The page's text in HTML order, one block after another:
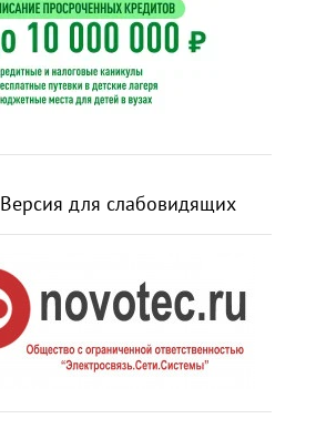
Версия для слабовидящих